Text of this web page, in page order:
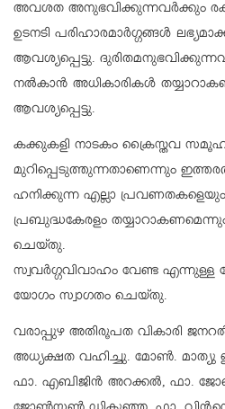
അവശത അനുഭവിക്കുന്നവർക്കും
ഉടനടി പരിഹാരമാർഗ്ഗങ്ങൾ
ആവശ്യപ്പെട്ടു.
നൽകാൻ അധികാരികൾ
ആവശ്യപ്പെട്ടു.
കക്കുകളി നാടകം ക്രൈസ്തവ
മുറിപ്പെടുത്തുന്നതാണെന്നും
ഹനിക്കുന്ന എല്ലാ
പ്രബുദ്ധകേരളം
ചെയ്തു.
സ്വവർഗ്ഗവിവാഹം വേണ്ട എന്നുള്ള
യോഗം സ്വാഗതം ചെയ്തു.
വരാപ്പുഴ അതിരൂപത വികാരി
അധ്യക്ഷത വഹിച്ചു. മോൺ. മാത്യു
ഫാ. എബിജിൻ അറക്കൽ, ഫാ.